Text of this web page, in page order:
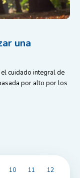
una
cuidado integral de
por alto por los
10 11 12